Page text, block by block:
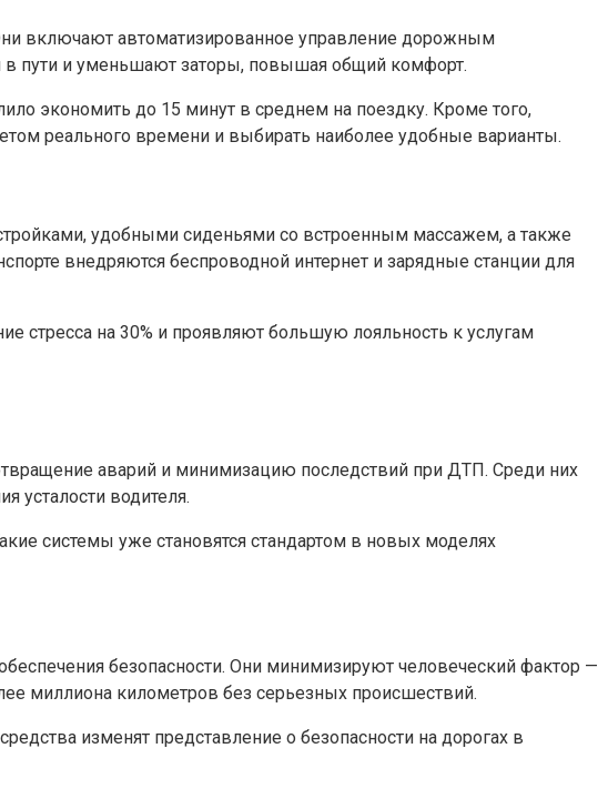
включают автоматизированное управление дорожным
в пути и уменьшают заторы, повышая общий комфорт.
экономить до 15 минут в среднем на поездку. Кроме того,
реального времени и выбирать наиболее удобные варианты.
удобными сиденьями со встроенным массажем, а также
внедряются беспроводной интернет и зарядные станции для
стресса на 30% и проявляют большую лояльность к услугам
аварий и минимизацию последствий при ДТП. Среди них
усталости водителя.
системы уже становятся стандартом в новых моделях
безопасности. Они минимизируют человеческий фактор —
миллиона километров без серьезных происшествий.
изменят представление о безопасности на дорогах в